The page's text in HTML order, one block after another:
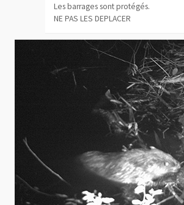
Les barrages sont protégés.
NE PAS LES DEPLACER